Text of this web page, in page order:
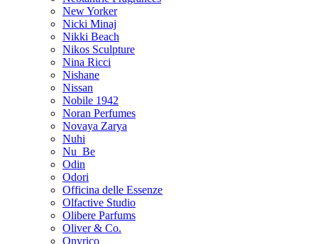
New Yorker
Nicki Minaj
Nikki Beach
Nikos Sculpture
Nina Ricci
Nishane
Nissan
Nobile 1942
Noran Perfumes
Novaya Zarya
Nuhi
Nu_Be
Odin
Odori
Officina delle Essenze
Olfactive Studio
Olibere Parfums
Oliver & Co.
Onyrico